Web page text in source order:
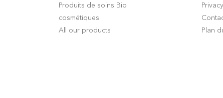
Produits de soins Bio
cosmétiques
All our products
Plan